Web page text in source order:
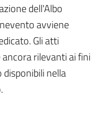
dell'Albo
avviene
Gli atti
rilevanti ai fini
disponibili nella